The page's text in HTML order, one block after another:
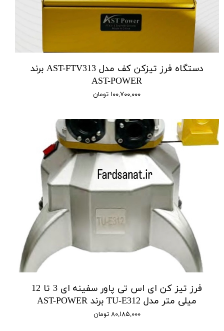
دستگاه فرز تیزکن کف مدل AST-FTV313 برند
AST-POWER
۱۰۰,۷۰۰,۰۰۰ تومان
فرز تیز کن ای اس تی پاور سفینه ای 3 تا 12
میلی متر مدل TU-E312 برند AST-POWER
۸۰,۱۸۵,۰۰۰ تومان